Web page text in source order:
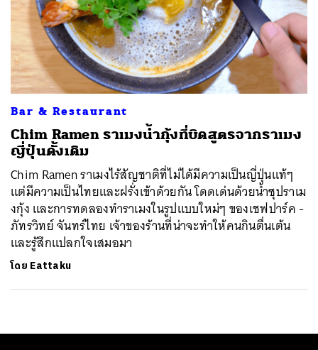
Bar & Restaurant
Chim Ramen ราเมงน้ำกุ้งที่บิดสูตรจากราเมง
ญี่ปุ่นดั้งเดิม
Chim Ramen ราเมงไร้สัญชาติที่ไม่ได้มีความเป็นญี่ปุ่นแท้ๆ
แต่มีความเป็นไทยและฝรั่งเข้าด้วยกัน โดดเด่นด้วยน้ำซุปราเม
งกุ้ง และการทดลองทำราเมงในรูปแบบใหม่ๆ ของเชฟปาร์ค -
ภัทรวิทย์ จันทร์ไทย เจ้าของร้านที่น่าจะทำให้คนกินตื่นเต้น
และรู้สึกแปลกใจเสมอมา
โดย Eattaku
ค้นหา
SHARE TWEET LINE EMAIL